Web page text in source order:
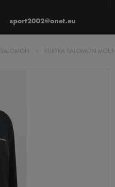
sport2002@onet.eu
SALOMON » KURTKA SALOMON